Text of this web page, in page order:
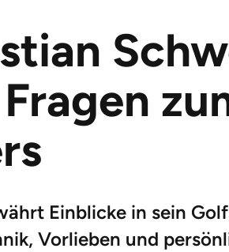
Einblicke in sein
Vorlieben und